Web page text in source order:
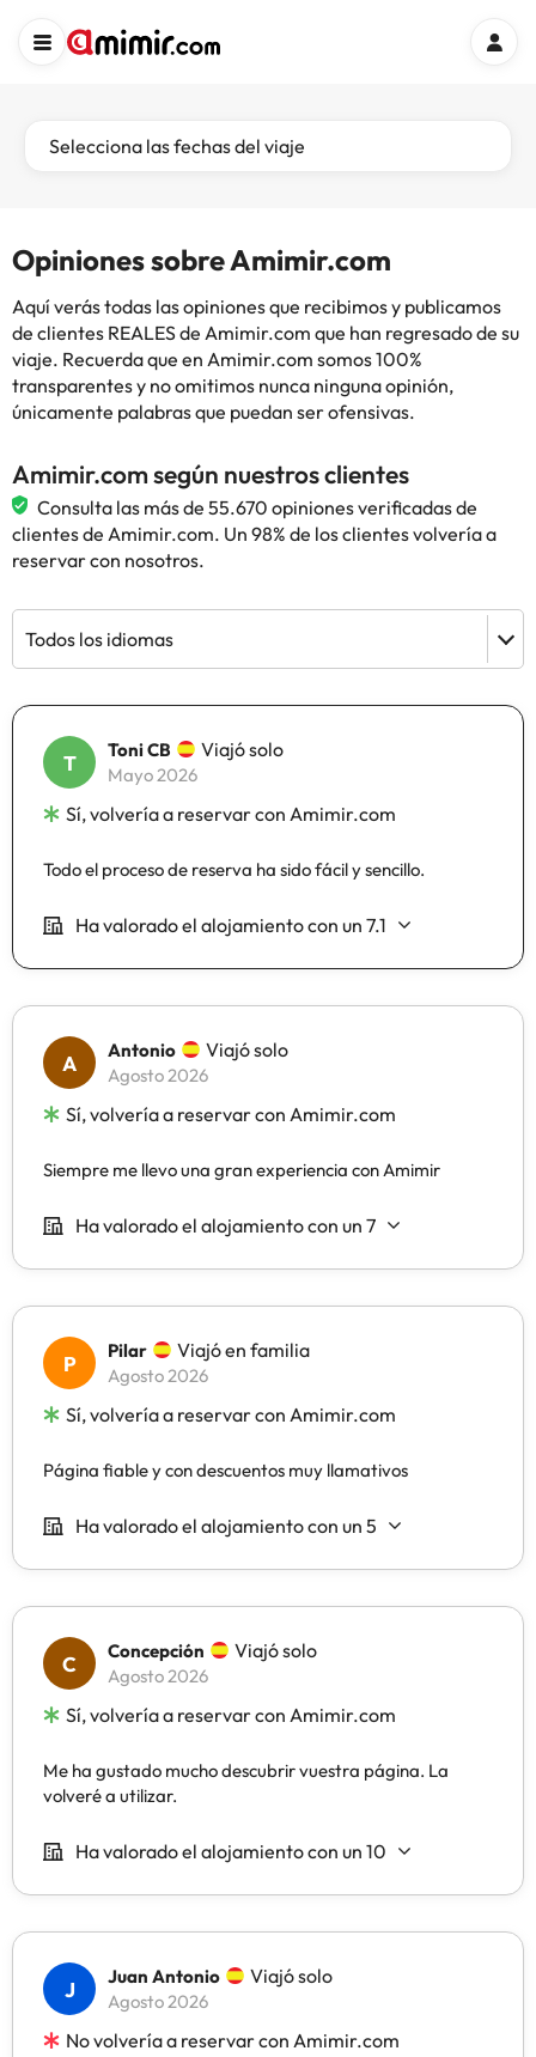
Selecciona las fechas del viaje
Opiniones sobre Amimir.com
Aquí verás todas las opiniones que recibimos y publicamos
de clientes REALES de Amimir.com que han regresado de su
viaje. Recuerda que en Amimir.com somos 100%
transparentes y no omitimos nunca ninguna opinión,
únicamente palabras que puedan ser ofensivas.
Amimir.com según nuestros clientes
Consulta las más de 55.670 opiniones verificadas de
clientes de Amimir.com. Un 98% de los clientes volvería a
reservar con nosotros.